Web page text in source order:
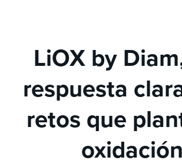
LiOX by
respuesta
retos que
oxidación